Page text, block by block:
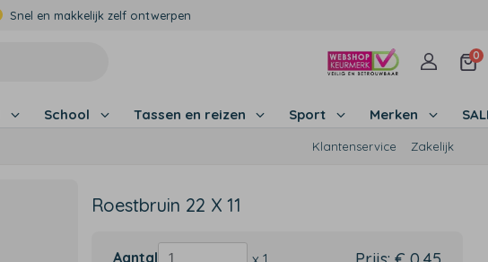
Snel en makkelijk zelf ontwerpen
0
School Tassen en reizen Sport Merken
Klantenservice Zakelijk
Roestbruin 22 X 11
Aantal